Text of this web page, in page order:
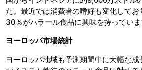
た。最近では消費者の嗜好も変化してお
30％がハラール食品に興味を持っていま
ヨーロッパ市場統計
ヨーロッパ地域も予測期間中に大幅な